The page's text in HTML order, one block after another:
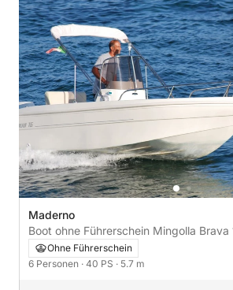
Maderno
Ohne Führerschein
6 Personen · 40 PS · 5.7 m